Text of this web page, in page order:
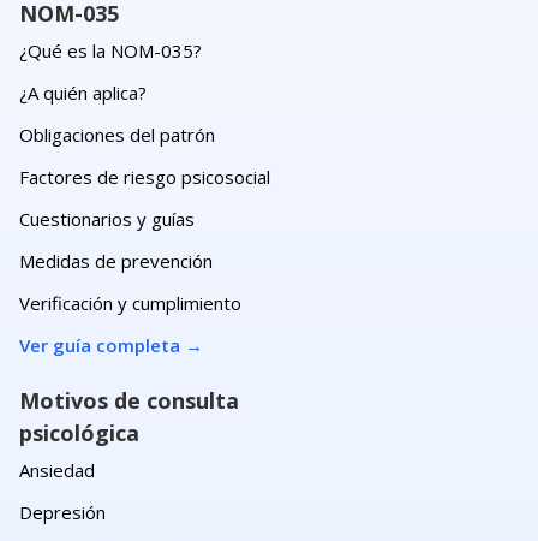
NOM-035
¿Qué es la NOM-035?
¿A quién aplica?
Obligaciones del patrón
Factores de riesgo psicosocial
Cuestionarios y guías
Medidas de prevención
Verificación y cumplimiento
Ver guía completa →
Motivos de consulta
psicológica
Ansiedad
Depresión